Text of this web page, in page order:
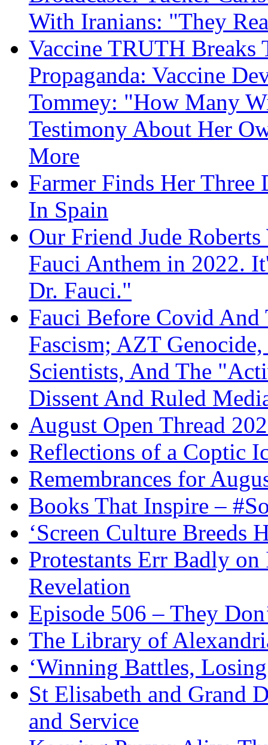
With Iranians: "They
Vaccine TRUTH
Propaganda: Vaccine
Tommey: "How Many
Testimony About Her
More
Farmer Finds Her
In Spain
Our Friend Jude
Fauci Anthem in 2022.
Dr. Fauci."
Fauci Before Covid
Fascism; AZT
Scientists, And The
Dissent And Ruled
August Open Thread
Reflections of a Coptic
Remembrances for
Books That Inspire –
‘Screen Culture Breeds
Protestants Err Badly
Revelation
Episode 506 – They
The Library of
‘Winning Battles, Losing
St Elisabeth and Grand
and Service